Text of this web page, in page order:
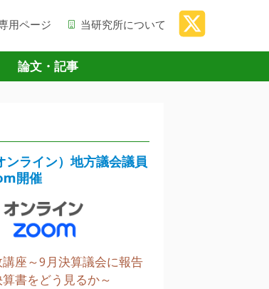
用ページ 当研究所について
論文・記事
ンライン）地方議会議員
開催
座～9月決算議会に報告
書をどう見るか～